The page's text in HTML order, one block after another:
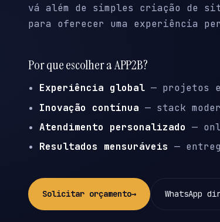
vá além de simples criação de
para oferecer uma experiência
Por que escolher a APP2B?
Experiência global — projetos
Inovação contínua — stack
Atendimento personalizado —
Resultados mensuráveis —
Solicitar orçamento→ WhatsApp